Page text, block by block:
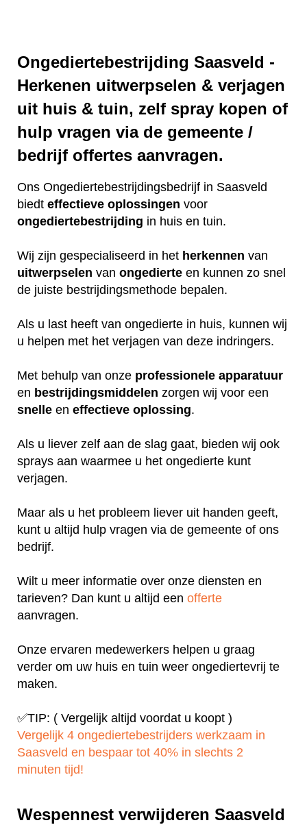
Ongediertebestrijding Saasveld -
Herkenen uitwerpselen & verjagen
uit huis & tuin, zelf spray kopen of
hulp vragen via de gemeente /
bedrijf offertes aanvragen.
Ons Ongediertebestrijdingsbedrijf in Saasveld
biedt effectieve oplossingen voor
ongediertebestrijding in huis en tuin.
Wij zijn gespecialiseerd in het herkennen van
uitwerpselen van ongedierte en kunnen zo snel
de juiste bestrijdingsmethode bepalen.
Als u last heeft van ongedierte in huis, kunnen wij
u helpen met het verjagen van deze indringers.
Met behulp van onze professionele apparatuur
en bestrijdingsmiddelen zorgen wij voor een
snelle en effectieve oplossing.
Als u liever zelf aan de slag gaat, bieden wij ook
sprays aan waarmee u het ongedierte kunt
verjagen.
Maar als u het probleem liever uit handen geeft,
kunt u altijd hulp vragen via de gemeente of ons
bedrijf.
Wilt u meer informatie over onze diensten en
tarieven? Dan kunt u altijd een offerte
aanvragen.
Onze ervaren medewerkers helpen u graag
verder om uw huis en tuin weer ongediertevrij te
maken.
✅TIP: ( Vergelijk altijd voordat u koopt )
Vergelijk 4 ongediertebestrijders werkzaam in
Saasveld en bespaar tot 40% in slechts 2
minuten tijd!
Wespennest verwijderen Saasveld